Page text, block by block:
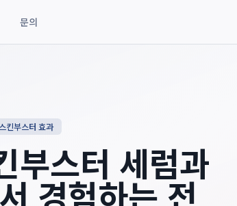
문의
스킨부스터 효과
부스터 세럼과
경험하는 전